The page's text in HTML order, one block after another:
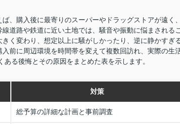
、購入後に最寄りのスーパーやドラッグストアが遠く
道路や鉄道に近い土地では、騒音や振動に悩まされる
く変わり、想定以上に騒がしかったり、逆に静かすぎ
前に周辺環境を時間帯を変えて複数回訪れ、実際の生
る後悔とその原因をまとめた表を示します。
対策
総予算の詳細な計画と事前調査